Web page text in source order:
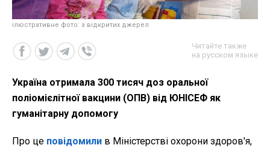
ілюстративне фото: з відкритих джерел
Читайте также
на русском языке
Україна отримала 300 тисяч доз оральної
поліомієлітної вакцини (ОПВ) від ЮНІСЕФ як
гуманітарну допомогу
Про це повідомили в Міністерстві охорони здоров'я,